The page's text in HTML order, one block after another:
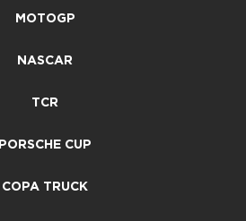
MOTOGP
NASCAR
TCR
PORSCHE CUP
COPA TRUCK